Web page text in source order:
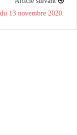
13 novembre 2020.